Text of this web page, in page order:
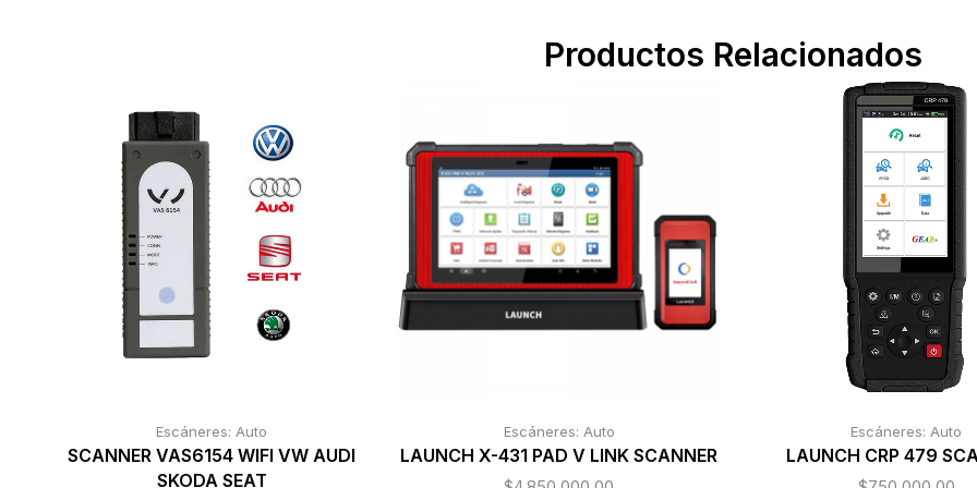
Productos Relacionados
Escáneres: Auto
SCANNER VAS6154 WIFI VW AUDI
SKODA SEAT
Escáneres: Auto
LAUNCH X-431 PAD V LINK SCANNER
Escáneres: Auto
LAUNCH CRP 479